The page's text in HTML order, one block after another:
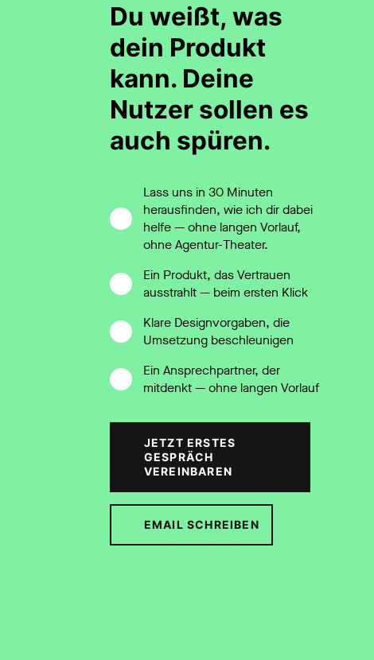
Du weißt, was
dein Produkt
kann. Deine
Nutzer sollen es
auch spüren.
Lass uns in 30 Minuten
herausfinden, wie ich dir dabei
helfe — ohne langen Vorlauf,
ohne Agentur-Theater.
Ein Produkt, das Vertrauen
ausstrahlt — beim ersten Klick
Klare Designvorgaben, die
Umsetzung beschleunigen
Ein Ansprechpartner, der
mitdenkt — ohne langen Vorlauf
JETZT ERSTES
GESPRÄCH
VEREINBAREN
EMAIL SCHREIBEN